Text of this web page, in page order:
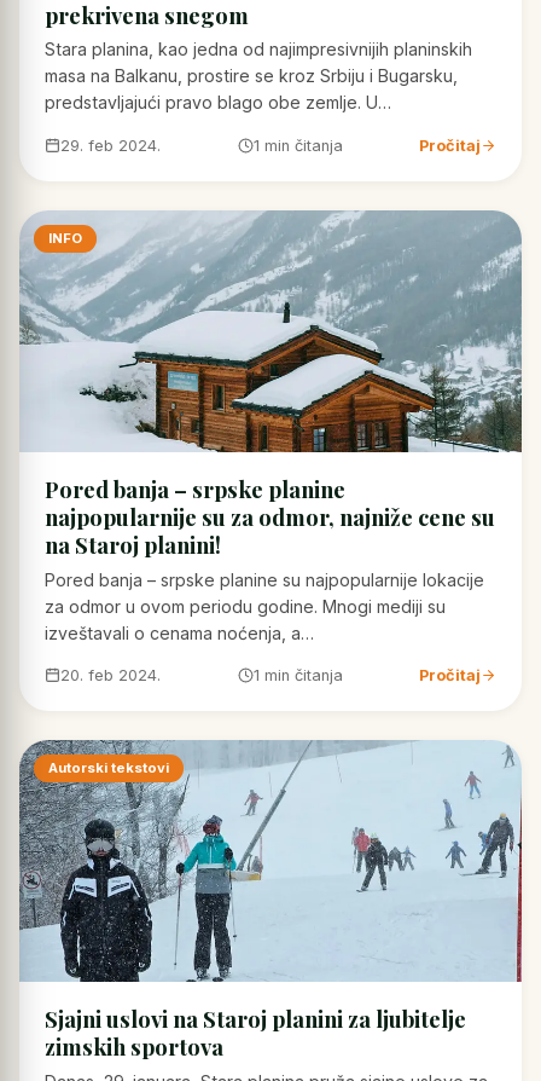
prekrivena snegom
Stara planina, kao jedna od najimpresivnijih planinskih
masa na Balkanu, prostire se kroz Srbiju i Bugarsku,
predstavljajući pravo blago obe zemlje. U…
29. feb 2024. 1 min čitanja Pročitaj
INFO
Pored banja – srpske planine
najpopularnije su za odmor, najniže cene su
na Staroj planini!
Pored banja – srpske planine su najpopularnije lokacije
za odmor u ovom periodu godine. Mnogi mediji su
izveštavali o cenama noćenja, a…
20. feb 2024. 1 min čitanja Pročitaj
Autorski tekstovi
Sjajni uslovi na Staroj planini za ljubitelje
zimskih sportova